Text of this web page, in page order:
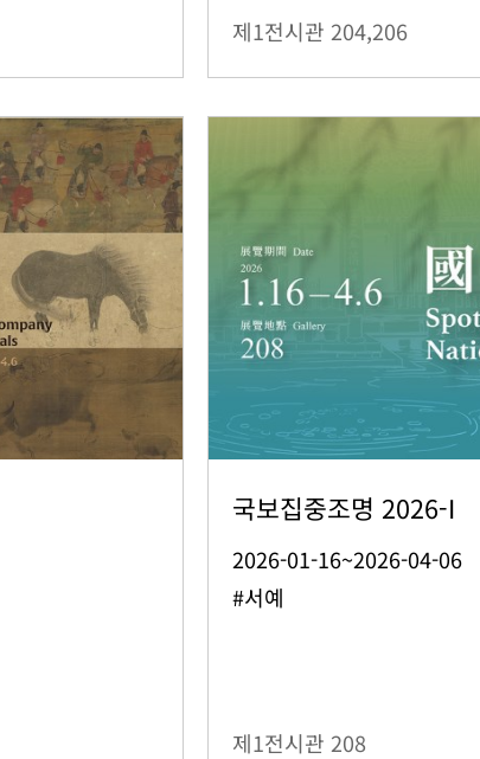
제1전시관 204,206
국보집중조명 2026-I
2026-01-16~2026-04-06
#서예
제1전시관 208